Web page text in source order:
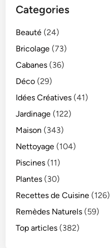
Categories
Beauté (24)
Bricolage (73)
Cabanes (36)
Déco (29)
Idées Créatives (41)
Jardinage (122)
Maison (343)
Nettoyage (104)
Piscines (11)
Plantes (30)
Recettes de Cuisine (126)
Remèdes Naturels (59)
Top articles (382)